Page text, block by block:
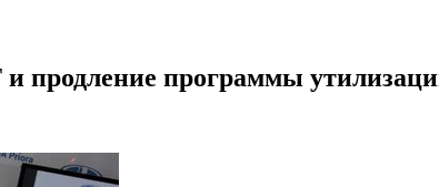
программы